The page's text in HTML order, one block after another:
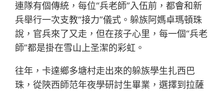
連隊有個傳統，每位“兵老師”入伍前，都會和新
兵舉行一次支教“接力”儀式。躲族阿媽卓瑪頓珠
說，官兵來了又走，但在孩子心里，每一個“兵老
師”都是掛在雪山上圣潔的彩虹。
往年，卡達鄉多塘村走出來的躲族學生扎西巴
珠，從陜西師范年夜學研討生畢業，選擇到拉薩